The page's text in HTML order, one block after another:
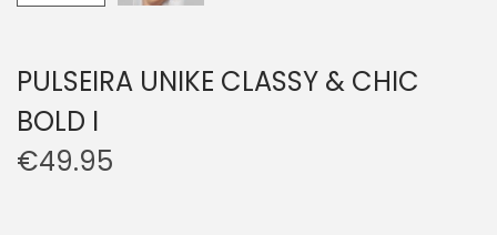
PULSEIRA UNIKE CLASSY & CHIC
BOLD I
€49.95